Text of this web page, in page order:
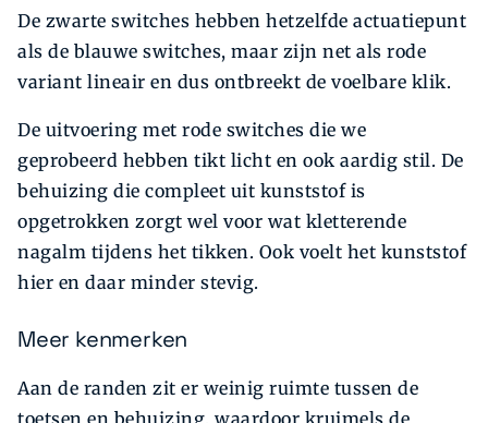
De zwarte switches hebben hetzelfde actuatiepunt
als de blauwe switches, maar zijn net als rode
variant lineair en dus ontbreekt de voelbare klik.
De uitvoering met rode switches die we
geprobeerd hebben tikt licht en ook aardig stil. De
behuizing die compleet uit kunststof is
opgetrokken zorgt wel voor wat kletterende
nagalm tijdens het tikken. Ook voelt het kunststof
hier en daar minder stevig.
Meer kenmerken
Aan de randen zit er weinig ruimte tussen de
toetsen en behuizing, waardoor kruimels de